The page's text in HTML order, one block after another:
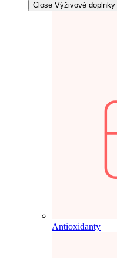
Close Výživové doplnky
Antioxidanty